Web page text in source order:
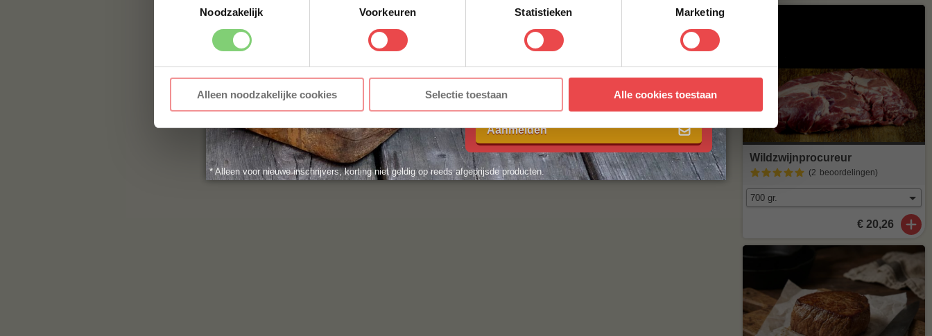
Noodzakelijk
Voorkeuren Statistieken Marketing
Alleen noodzakelijke cookies Selectie toestaan Alle cookies toestaan
jouw vraag hier niet tussen? Stuur dan een berichtje viaWhatsApp
, of stuur een mailtje
naar:info@bbquality.nl . We helpen je graag!
Wildzwijnprocureur
(2 beoordelingen)
€ 20,26
E-MAILADRES*
voorwaarden.
Aanmelden
* Alleen voor nieuwe inschrijvers, korting niet geldig op reeds afgeprijsde producten.